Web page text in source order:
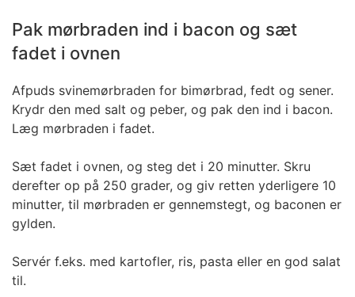
Pak mørbraden ind i bacon og sæt
fadet i ovnen
Afpuds svinemørbraden for bimørbrad, fedt og sener.
Krydr den med salt og peber, og pak den ind i bacon.
Læg mørbraden i fadet.
Sæt fadet i ovnen, og steg det i 20 minutter. Skru
derefter op på 250 grader, og giv retten yderligere 10
minutter, til mørbraden er gennemstegt, og baconen er
gylden.
Servér f.eks. med kartofler, ris, pasta eller en god salat
til.